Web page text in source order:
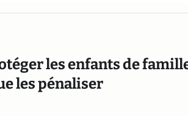
les enfants de
les pénaliser